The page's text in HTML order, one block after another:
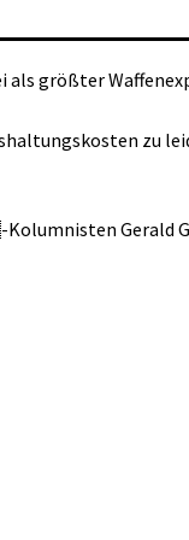
als größter
zu
-Kolumnisten Gerald